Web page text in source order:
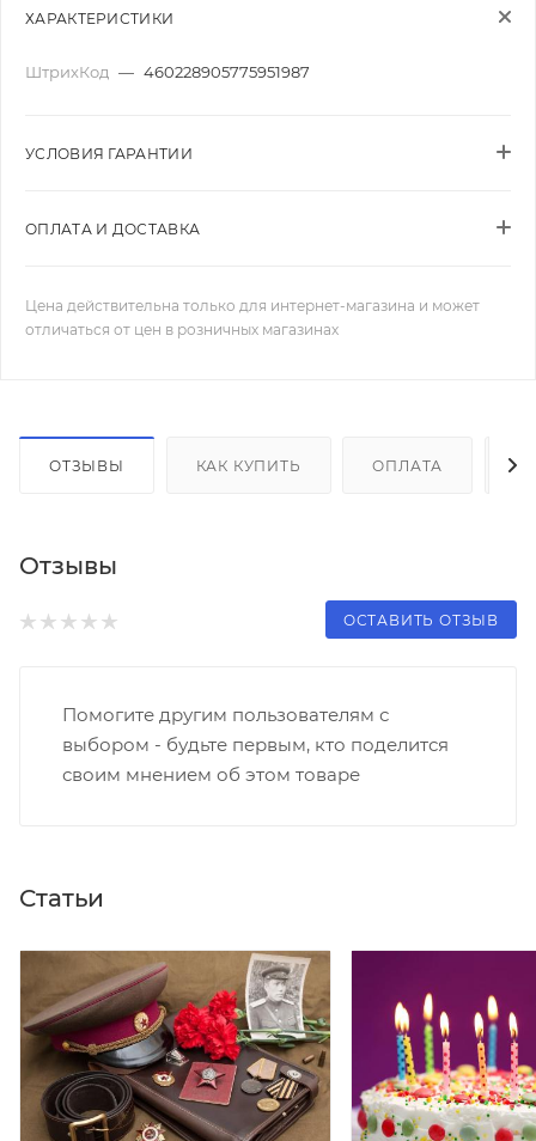
ХАРАКТЕРИСТИКИ
ШтрихКод — 460228905775951987
УСЛОВИЯ ГАРАНТИИ
ОПЛАТА И ДОСТАВКА
Цена действительна только для интернет-магазина и может
отличаться от цен в розничных магазинах
ОТЗЫВЫ КАК КУПИТЬ ОПЛАТА
Отзывы
ОСТАВИТЬ ОТЗЫВ
Помогите другим пользователям с
выбором - будьте первым, кто поделится
своим мнением об этом товаре
Статьи